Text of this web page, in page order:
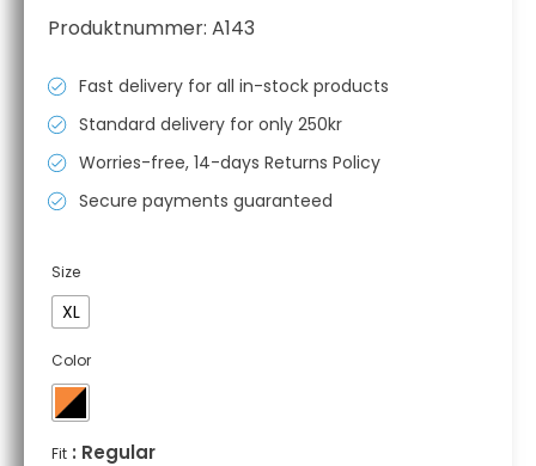
Produktnummer: A143
Fast delivery for all in-stock products
Standard delivery for only 250kr
Worries-free, 14-days Returns Policy
Secure payments guaranteed
Size
XL
Color
Fit : Regular